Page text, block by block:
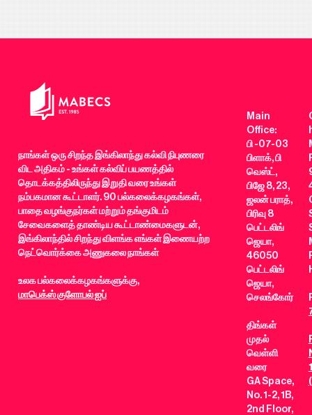
நாங்கள் ஒரு சிறந்த இங்கிலாந்து கல்வி நிபுணரை
விட அதிகம் - உங்கள் கல்விப் பயணத்தில்
தொடக்கத்திலிருந்து இறுதி வரை உங்கள்
நம்பகமான கூட்டாளர். 90 பல்கலைக்கழகங்கள்,
பாதை வழங்குநர்கள் மற்றும் தங்குமிடம்
சேவைகளைத் தாண்டிய கூட்டாண்மைகளுடன்,
இங்கிலாந்தில் சிறந்து விளங்க எங்கள் இணையற்ற
நெட்வொர்க்கை அணுகலை நாங்கள்
உலக பல்கலைக்கழகங்களுக்கு,
மாபெக்ஸ் குளோபல் ஐப்
Main
Office:
பி -07-03
பிளாக், பி
வெஸ்ட்,
பிஜே 8, 23,
ஜலன் பராத்,
பிரிவு 8
பெட்டலிங்
ஜெயா,
46050
பெட்டலிங்
ஜெயா,
செலங்கோர்
திங்கள்
முதல்
வெள்ளி
வரை
GA Space,
No. 1-2, 1B,
2nd Floor,